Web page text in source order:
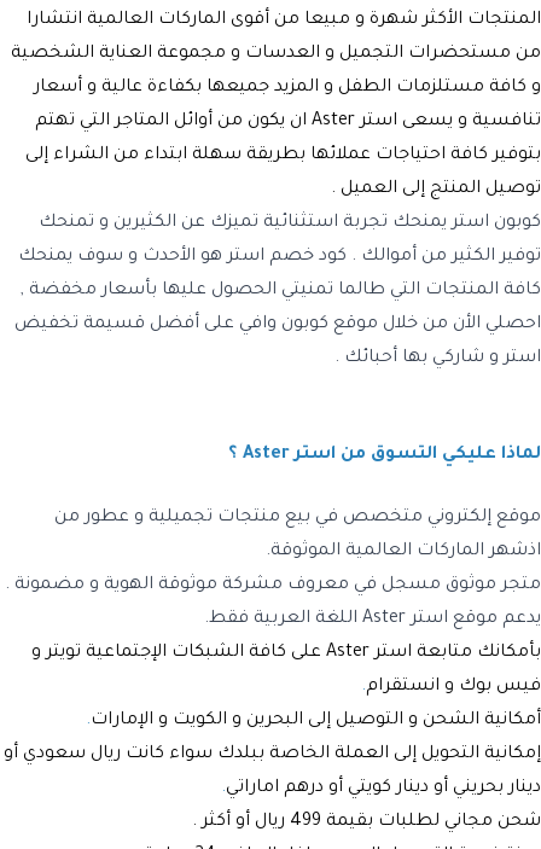
المنتجات الأكثر شهرة و مبيعا من أقوى الماركات العالمية انتشارا
من مستحضرات التجميل و العدسات و مجموعة العناية الشخصية
و كافة مستلزمات الطفل و المزيد جميعها بكفاءة عالية و أسعار
تنافسية و يسعى استر Aster ان يكون من أوائل المتاجر التي تهتم
بتوفير كافة احتياجات عملائها بطريقة سهلة ابتداء من الشراء إلى
توصيل المنتج إلى العميل .
كوبون استر يمنحك تجربة استثنائية تميزك عن الكثيرين و تمنحك
توفير الكثير من أموالك . كود خصم استرهو الأحدث و سوف يمنحك
كافة المنتجات التي طالما تمنيتي الحصول عليها بأسعار مخفضة ,
احصلي الأن من خلال موقع كوبون وافي على أفضل قسيمة تخفيض
استرو شاركي بها أحبائك .
لماذا عليكي التسوق من استر Aster ؟
موقع إلكتروني متخصص في بيع منتجات تجميلية و عطور من
اذشهر الماركات العالمية الموثوقة.
متجر موثوق مسجل في معروف مشركة موثوقة الهوية و مضمونة .
يدعم موقع استر Aster اللغة العربية فقط.
بأمكانك متابعة استر Aster
على كافة الشبكات الإجتماعية تويتر و
فيس بوك و انستقرام.
أمكانية الشحن و التوصيل إلى البحرين و الكويت و الإمارات.
إمكانية التحويل إلى العملة الخاصة ببلدك سواء كانت ريال سعودي أو
دينار بحريني أو دينار كويتي أو درهم اماراتي.
شحن مجاني لطلبات بقيمة 499 ريال أو أكثر .